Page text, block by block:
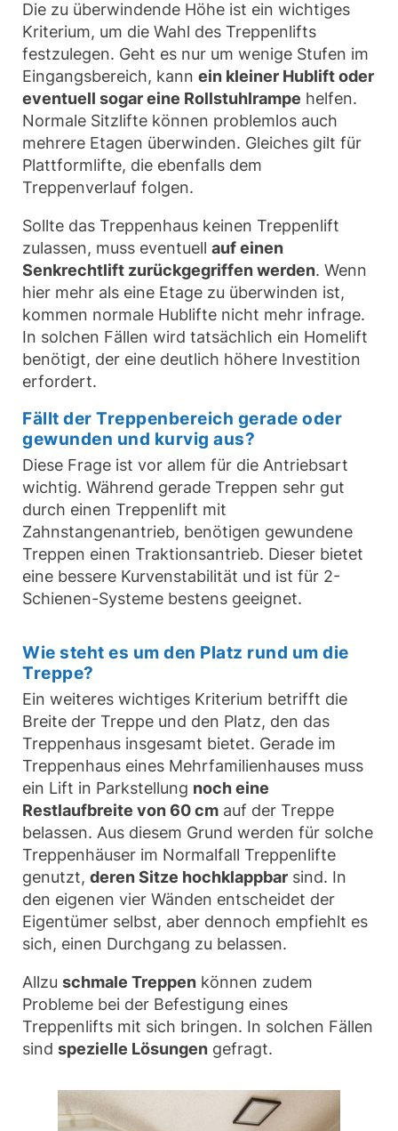
Die zu überwindende Höhe ist ein wichtiges
Kriterium, um die Wahl des Treppenlifts
festzulegen. Geht es nur um wenige Stufen im
Eingangsbereich, kann ein kleiner Hublift oder
eventuell sogar eine Rollstuhlrampe helfen.
Normale Sitzlifte können problemlos auch
mehrere Etagen überwinden. Gleiches gilt für
Plattformlifte, die ebenfalls dem
Treppenverlauf folgen.
Sollte das Treppenhaus keinen Treppenlift
zulassen, muss eventuell auf einen
Senkrechtlift zurückgegriffen werden. Wenn
hier mehr als eine Etage zu überwinden ist,
kommen normale Hublifte nicht mehr infrage.
In solchen Fällen wird tatsächlich ein Homelift
benötigt, der eine deutlich höhere Investition
erfordert.
Fällt der Treppenbereich gerade oder
gewunden und kurvig aus?
Diese Frage ist vor allem für die Antriebsart
wichtig. Während gerade Treppen sehr gut
durch einen Treppenlift mit
Zahnstangenantrieb, benötigen gewundene
Treppen einen Traktionsantrieb. Dieser bietet
eine bessere Kurvenstabilität und ist für 2-
Schienen-Systeme bestens geeignet.
Wie steht es um den Platz rund um die
Treppe?
Ein weiteres wichtiges Kriterium betrifft die
Breite der Treppe und den Platz, den das
Treppenhaus insgesamt bietet. Gerade im
Treppenhaus eines Mehrfamilienhauses muss
ein Lift in Parkstellung noch eine
Restlaufbreite von 60 cm auf der Treppe
belassen. Aus diesem Grund werden für solche
Treppenhäuser im Normalfall Treppenlifte
genutzt, deren Sitze hochklappbar sind. In
den eigenen vier Wänden entscheidet der
Eigentümer selbst, aber dennoch empfiehlt es
sich, einen Durchgang zu belassen.
Allzu schmale Treppen können zudem
Probleme bei der Befestigung eines
Treppenlifts mit sich bringen. In solchen Fällen
sind spezielle Lösungen gefragt.